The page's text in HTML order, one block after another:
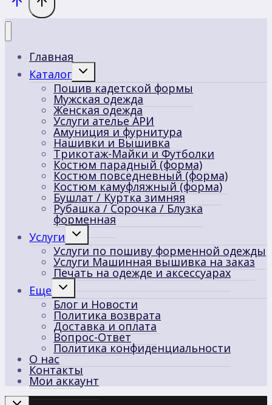
Главная
Каталог
Переключить
меню
Пошив кадетской формы
Мужская одежда
Женская одежда
Услуги ателье АРИ
Амуниция и фурнитура
Нашивки и Вышивка
Трикотаж-Майки и Футболки
Костюм парадный (форма)
Костюм повседневный (форма)
Костюм камуфляжный (форма)
Бушлат / Куртка зимняя
Рубашка / Сорочка / Блузка
форменная
Услуги
Переключить
дочернее
меню
Услуги по пошиву форменной одежды
Услуги Машинная вышивка на заказ
Печать на одежде и аксессуарах
Еще
Переключить
дочернее
меню
Блог и Новости
Политика возврата
Доставка и оплата
Вопрос-Ответ
Политика конфиденциальности
О нас
Контакты
Мои аккаунт